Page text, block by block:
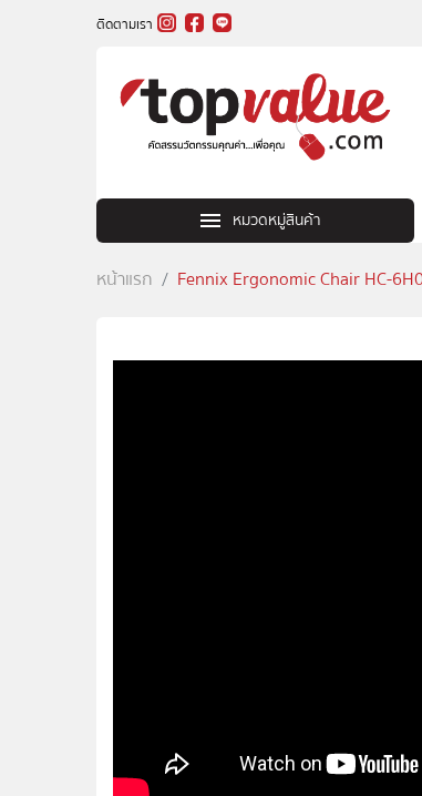
ติดตามเรา
หมวดหมู่สินค้า
หน้าแรก Fennix Ergonomic Chair HC-